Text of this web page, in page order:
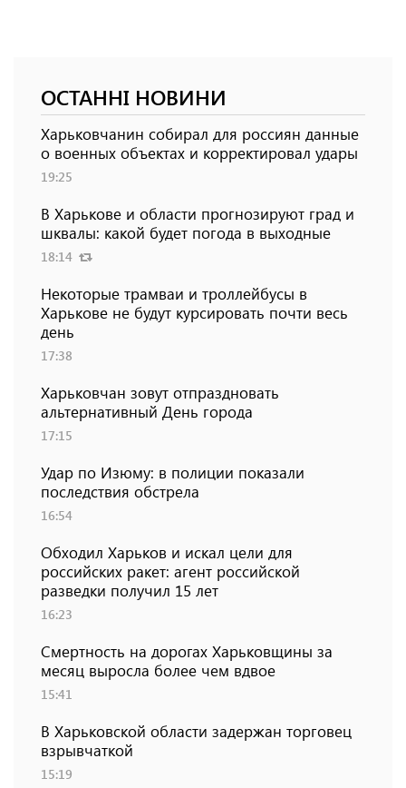
ОСТАННІ НОВИНИ
Харьковчанин собирал для россиян данные
о военных объектах и ​​корректировал удары
19:25
В Харькове и области прогнозируют град и
шквалы: какой будет погода в выходные
18:14
Некоторые трамваи и троллейбусы в
Харькове не будут курсировать почти весь
день
17:38
Харьковчан зовут отпраздновать
альтернативный День города
17:15
Удар по Изюму: в полиции показали
последствия обстрела
16:54
Обходил Харьков и искал цели для
российских ракет: агент российской
разведки получил 15 лет
16:23
Смертность на дорогах Харьковщины за
месяц выросла более чем вдвое
15:41
В Харьковской области задержан торговец
взрывчаткой
15:19